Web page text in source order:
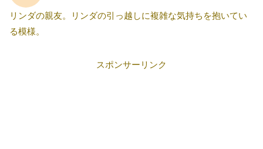
リンダの親友。リンダの引っ越しに複雑な気持ちを抱いてい
る模様。
スポンサーリンク